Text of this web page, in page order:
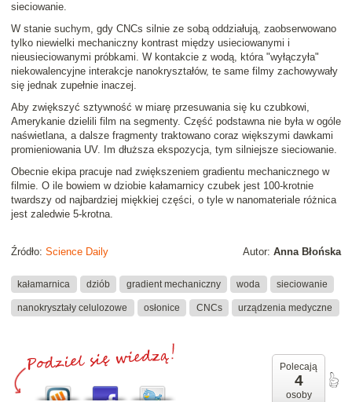
sieciowanie.
W stanie suchym, gdy CNCs silnie ze sobą oddziałują, zaobserwowano
tylko niewielki mechaniczny kontrast między usieciowanymi i
nieusieciowanymi próbkami. W kontakcie z wodą, która "wyłączyła"
niekowalencyjne interakcje nanokryształów, te same filmy zachowywały
się jednak zupełnie inaczej.
Aby zwiększyć sztywność w miarę przesuwania się ku czubkowi,
Amerykanie dzielili film na segmenty. Część podstawna nie była w ogóle
naświetlana, a dalsze fragmenty traktowano coraz większymi dawkami
promieniowania UV. Im dłuższa ekspozycja, tym silniejsze sieciowanie.
Obecnie ekipa pracuje nad zwiększeniem gradientu mechanicznego w
filmie. O ile bowiem w dziobie kałamarnicy czubek jest 100-krotnie
twardszy od najbardziej miękkiej części, o tyle w nanomateriale różnica
jest zaledwie 5-krotna.
Autor: Anna Błońska
Źródło: Science Daily
kałamarnica dziób gradient mechaniczny woda sieciowanie
nanokryształy celulozowe osłonice CNCs urządzenia medyczne
Polecają
4
osoby